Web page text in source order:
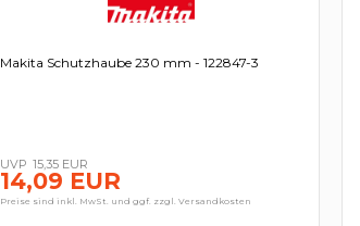
Makita Schutzhaube 230 mm - 122847-3
15,35 EUR
14,09 EUR
Preise sind inkl. MwSt. und ggf. zzgl. Versandkosten